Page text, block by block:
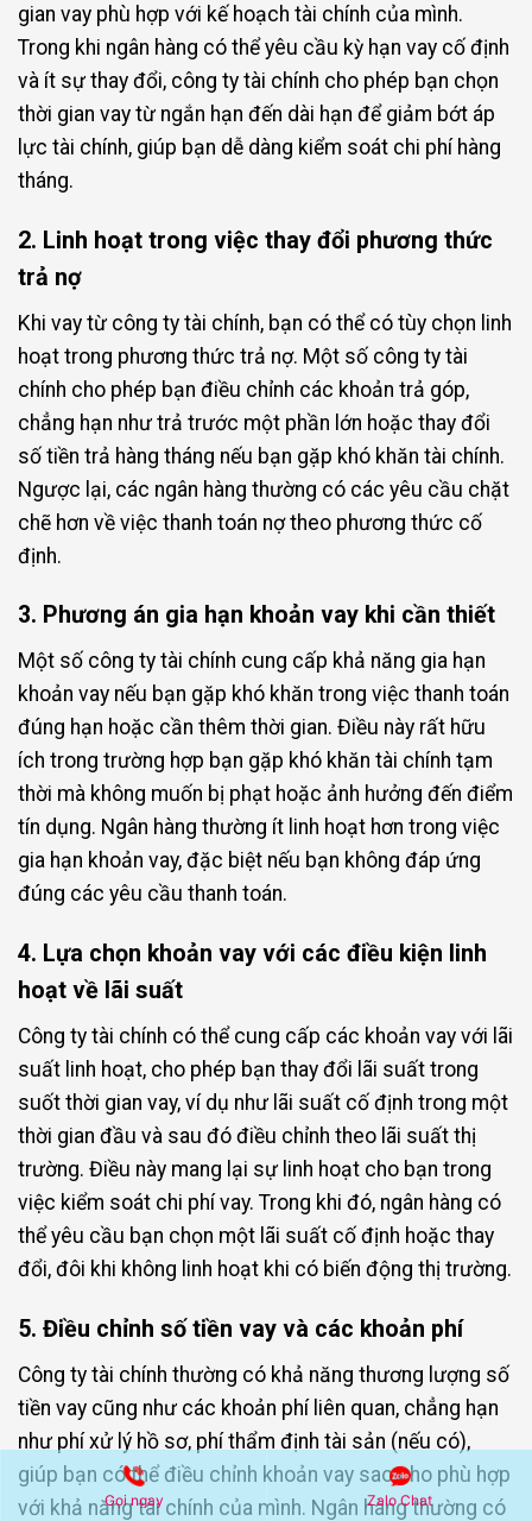
gian vay phù hợp với kế hoạch tài chính của mình.
Trong khi ngân hàng có thể yêu cầu kỳ hạn vay cố định
và ít sự thay đổi, công ty tài chính cho phép bạn chọn
thời gian vay từ ngắn hạn đến dài hạn để giảm bớt áp
lực tài chính, giúp bạn dễ dàng kiểm soát chi phí hàng
tháng.
2. Linh hoạt trong việc thay đổi phương thức
trả nợ
Khi vay từ công ty tài chính, bạn có thể có tùy chọn linh
hoạt trong phương thức trả nợ. Một số công ty tài
chính cho phép bạn điều chỉnh các khoản trả góp,
chẳng hạn như trả trước một phần lớn hoặc thay đổi
số tiền trả hàng tháng nếu bạn gặp khó khăn tài chính.
Ngược lại, các ngân hàng thường có các yêu cầu chặt
chẽ hơn về việc thanh toán nợ theo phương thức cố
định.
3. Phương án gia hạn khoản vay khi cần thiết
Một số công ty tài chính cung cấp khả năng gia hạn
khoản vay nếu bạn gặp khó khăn trong việc thanh toán
đúng hạn hoặc cần thêm thời gian. Điều này rất hữu
ích trong trường hợp bạn gặp khó khăn tài chính tạm
thời mà không muốn bị phạt hoặc ảnh hưởng đến điểm
tín dụng. Ngân hàng thường ít linh hoạt hơn trong việc
gia hạn khoản vay, đặc biệt nếu bạn không đáp ứng
đúng các yêu cầu thanh toán.
4. Lựa chọn khoản vay với các điều kiện linh
hoạt về lãi suất
Công ty tài chính có thể cung cấp các khoản vay với lãi
suất linh hoạt, cho phép bạn thay đổi lãi suất trong
suốt thời gian vay, ví dụ như lãi suất cố định trong một
thời gian đầu và sau đó điều chỉnh theo lãi suất thị
trường. Điều này mang lại sự linh hoạt cho bạn trong
việc kiểm soát chi phí vay. Trong khi đó, ngân hàng có
thể yêu cầu bạn chọn một lãi suất cố định hoặc thay
đổi, đôi khi không linh hoạt khi có biến động thị trường.
5. Điều chỉnh số tiền vay và các khoản phí
Công ty tài chính thường có khả năng thương lượng số
tiền vay cũng như các khoản phí liên quan, chẳng hạn
như phí xử lý hồ sơ, phí thẩm định tài sản (nếu có),
giúp bạn có thể điều chỉnh khoản vay sao cho phù hợp
với khả năng tài chính của mình. Ngân hàng thường có
Gọi ngay Zalo Chat